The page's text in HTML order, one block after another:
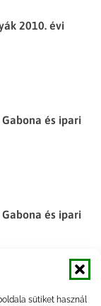
sütiket használ
2010. évi
és ipari
és ipari